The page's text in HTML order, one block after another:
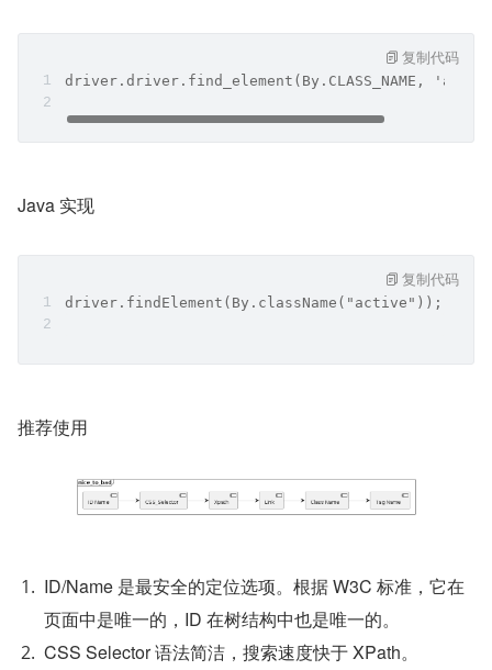
driver.driver.find_element(By.CLASS_NAME,
复制代码
Java 实现
driver.findElement(By.className("active"));
复制代码
推荐使用
ID/Name 是最安全的定位选项。根据 W3C 标准，它在
页面中是唯一的，ID 在树结构中也是唯一的。
CSS Selector 语法简洁，搜索速度快于 XPath。